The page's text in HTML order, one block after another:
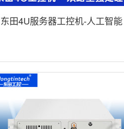
东田4U服务器工控机-人工智能
荐|DT-46508-BC621MZ